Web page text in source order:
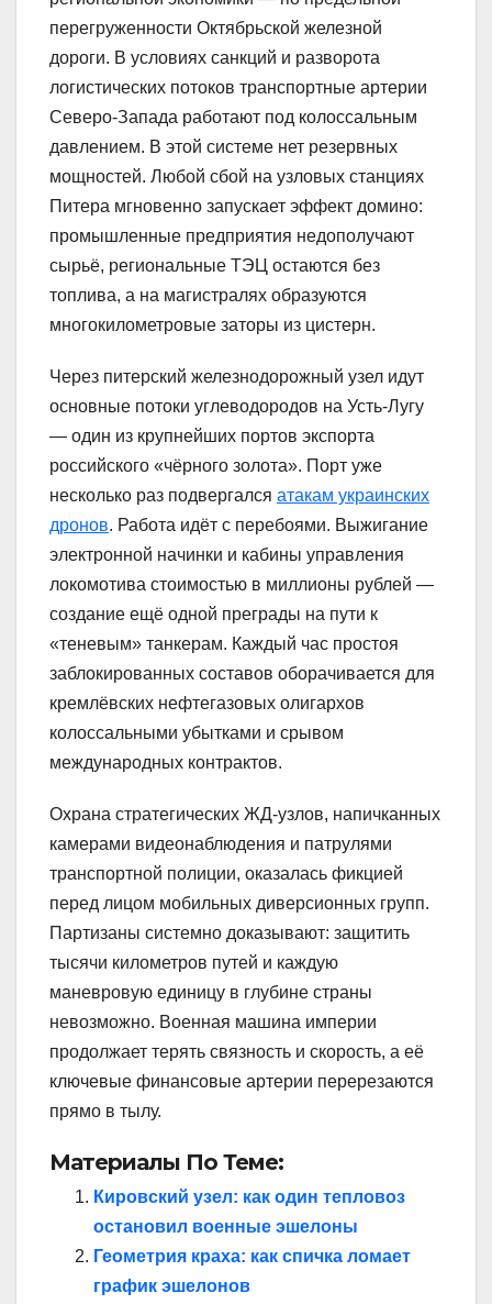
перегруженности Октябрьской железной
дороги. В условиях санкций и разворота
логистических потоков транспортные артерии
Северо-Запада работают под колоссальным
давлением. В этой системе нет резервных
мощностей. Любой сбой на узловых станциях
Питера мгновенно запускает эффект домино:
промышленные предприятия недополучают
сырьё, региональные ТЭЦ остаются без
топлива, а на магистралях образуются
многокилометровые заторы из цистерн.
Через питерский железнодорожный узел идут
основные потоки углеводородов на Усть-Лугу
— один из крупнейших портов экспорта
российского «чёрного золота». Порт уже
несколько раз подвергался атакам украинских
дронов. Работа идёт с перебоями. Выжигание
электронной начинки и кабины управления
локомотива стоимостью в миллионы рублей —
создание ещё одной преграды на пути к
«теневым» танкерам. Каждый час простоя
заблокированных составов оборачивается для
кремлёвских нефтегазовых олигархов
колоссальными убытками и срывом
международных контрактов.
Охрана стратегических ЖД-узлов, напичканных
камерами видеонаблюдения и патрулями
транспортной полиции, оказалась фикцией
перед лицом мобильных диверсионных групп.
Партизаны системно доказывают: защитить
тысячи километров путей и каждую
маневровую единицу в глубине страны
невозможно. Военная машина империи
продолжает терять связность и скорость, а её
ключевые финансовые артерии перерезаются
прямо в тылу.
Материалы По Теме:
Кировский узел: как один тепловоз
остановил военные эшелоны
Геометрия краха: как спичка ломает
график эшелонов